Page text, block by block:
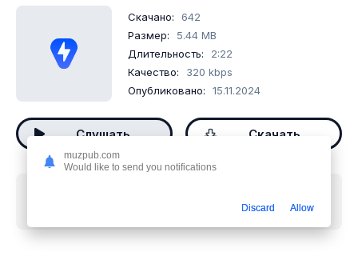
Скачано:
642
Размер:
5.44 MB
Длительность:
2:22
Качество:
320 kbps
Опубликовано:
15.11.2024
Слушать Скачать
muzpub.com
Would like to send you notifications
Discard Allow